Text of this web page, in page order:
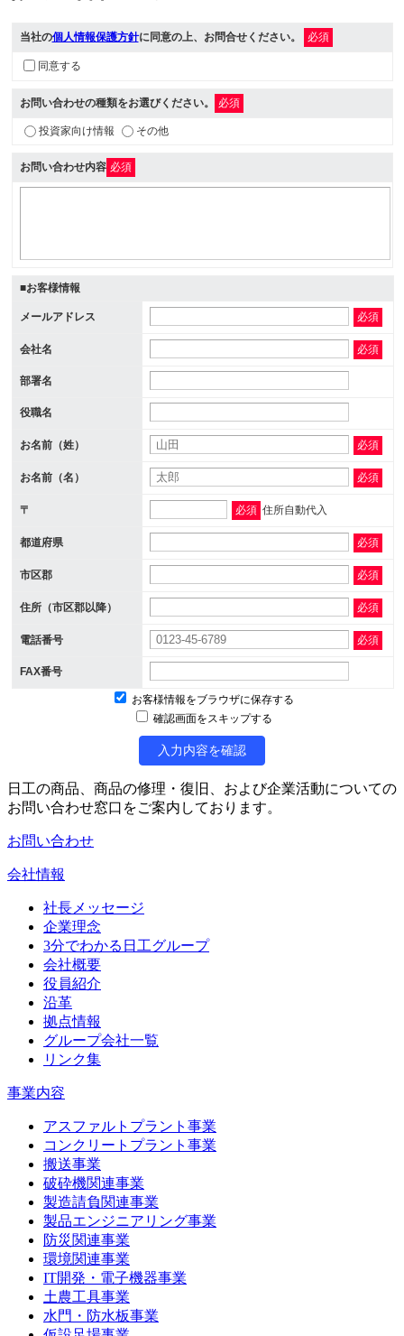
当社の個人情報保護方針に同意の上、お問合せください。 必須
同意する
お問い合わせの種類をお選びください。 必須
投資家向け情報 その他
お問い合わせ内容 必須
■お客様情報
メールアドレス 必須
会社名 必須
部署名
役職名
お名前（姓） 必須
お名前（名） 必須
〒 必須 住所自動代入
都道府県 必須
市区郡 必須
住所（市区郡以降） 必須
電話番号 必須
FAX番号
お客様情報をブラウザに保存する
確認画面をスキップする
入力内容を確認
日工の商品、商品の修理・復旧、および企業活動についての
お問い合わせ窓口をご案内しております。
お問い合わせ
会社情報
社長メッセージ
企業理念
3分でわかる日工グループ
会社概要
役員紹介
沿革
拠点情報
グループ会社一覧
リンク集
事業内容
アスファルトプラント事業
コンクリートプラント事業
搬送事業
破砕機関連事業
製造請負関連事業
製品エンジニアリング事業
防災関連事業
環境関連事業
IT開発・電子機器事業
土農工具事業
水門・防水板事業